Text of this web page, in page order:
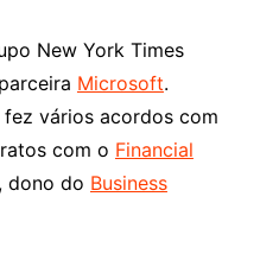
New York Times
Microsoft.
vários acordos com
com o Financial
dono do Business